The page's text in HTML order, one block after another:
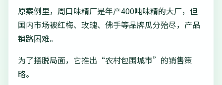
原案例里，周口味精厂是年产400吨味精的大厂，但
国内市场被红梅、玫瑰、佛手等品牌瓜分殆尽，产品
销路困难。
为了摆脱局面，它推出“农村包围城市”的销售策
略。